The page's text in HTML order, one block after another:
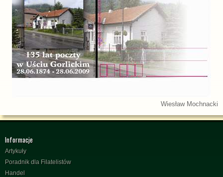
Wiesław Mochnacki
Informacje
Artykuły
Poradnik dla Filatelistów
Handel